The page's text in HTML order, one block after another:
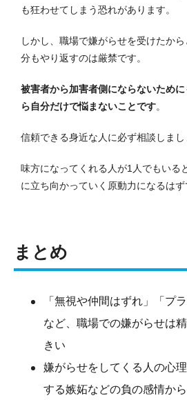
も狂わせてしまう恐れがあります。
しかし、職場で嫌がらせを受けたか
分もやり返すのは厳禁です。
被害者から加害者側にならないため
ら自分だけで悩まないことです。
信頼できる身近な人に必ず相談しまし
味方になってくれる人が1人でもいる
に立ち向かっていく原動力になるはず
まとめ
「無視や仲間はずれ」「プ
など、職場での嫌がらせは
きい
嫌がらせをしてくる人の心
する嫉妬などの負の感情か